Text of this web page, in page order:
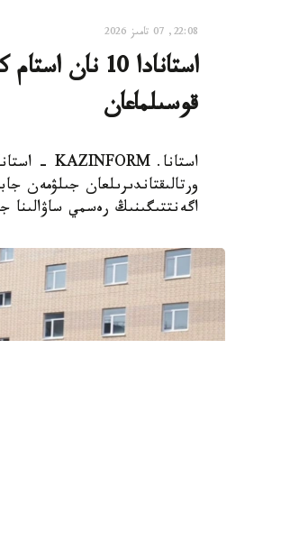
22:08, 07 تامىز 2026
استانادا 10
قوسىلماعان
اگەنتتىگىنىڭ رەسمي ساۋالىنا